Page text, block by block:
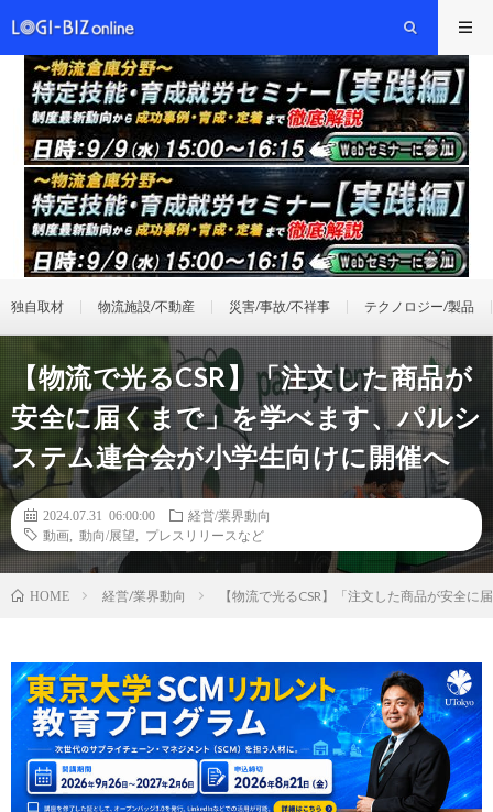
独自取材 物流施設/不動産 災害/事故/不祥事 テクノロジー/製品
【物流で光るCSR】「注文した商品が
安全に届くまで」を学べます、パルシ
ステム連合会が小学生向けに開催へ
2024.07.31 06:00:00
経営/業界動向
動画
動向/展望 プレスリリースなど
HOME 経営/業界動向 【物流で光るCSR】「注文した商品が安全